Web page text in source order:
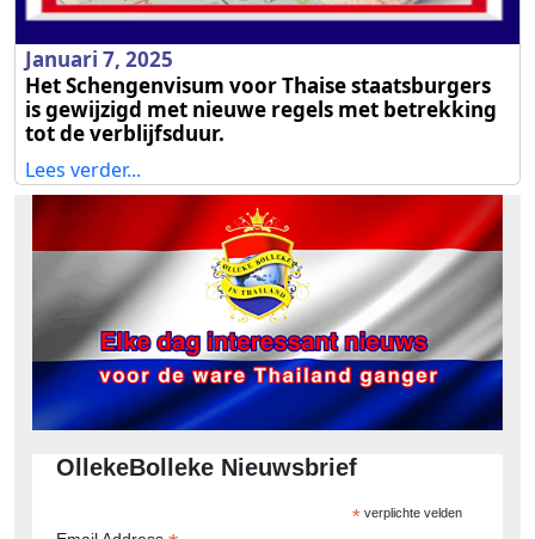
Januari 7, 2025
Het Schengenvisum voor Thaise staatsburgers
is gewijzigd met nieuwe regels met betrekking
tot de verblijfsduur.
Lees verder...
OllekeBolleke Nieuwsbrief
*verplichte velden